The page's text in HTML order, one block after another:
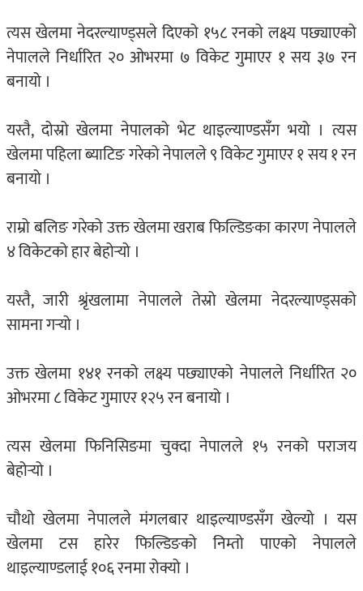
त्यस खेलमा नेदरल्याण्ड्सले दिएको १५८ रनको लक्ष्य पछ्याएको
नेपालले निर्धारित २० ओभरमा ७ विकेट गुमाएर १ सय ३७ रन
बनायो ।
यस्तै, दोस्रो खेलमा नेपालको भेट थाइल्याण्डसँग भयो । त्यस
खेलमा पहिला ब्याटिङ गरेको नेपालले ९ विकेट गुमाएर १ सय १ रन
बनायो ।
राम्रो बलिङ गरेको उक्त खेलमा खराब फिल्डिङका कारण नेपालले
४ विकेटको हार बेहोर्‍यो ।
यस्तै, जारी श्रृंखलामा नेपालले तेस्रो खेलमा नेदरल्याण्ड्सको
सामना गर्‍यो ।
उक्त खेलमा १४१ रनको लक्ष्य पछ्याएको नेपालले निर्धारित २०
ओभरमा ८ विकेट गुमाएर १२५ रन बनायो ।
त्यस खेलमा फिनिसिङमा चुक्दा नेपालले १५ रनको पराजय
बेहोर्‍यो ।
चौथो खेलमा नेपालले मंगलबार थाइल्याण्डसँग खेल्यो । यस
खेलमा टस हारेर फिल्डिङको निम्तो पाएको नेपालले
थाइल्याण्डलाई १०६ रनमा रोक्यो ।